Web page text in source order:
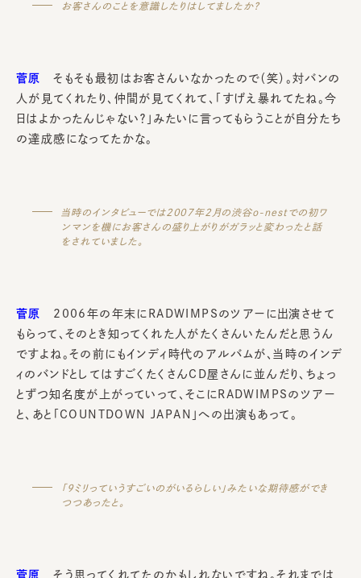
お客さんのことを意識したりはしてましたか？
菅原
そもそも最初はお客さんいなかったので（笑）。対バンの
人が見てくれたり、仲間が見てくれて、「すげえ暴れてたね。今
日はよかったんじゃない？」みたいに言ってもらうことが自分たち
の達成感になってたかな。
当時のインタビューでは2007年2月の渋谷o-nestでの初ワ
ンマンを機にお客さんの盛り上がりがガラッと変わったと話
をされていました。
菅原
2006年の年末にRADWIMPSのツアーに出演させて
もらって、そのとき知ってくれた人がたくさんいたんだと思うん
ですよね。その前にもインディ時代のアルバムが、当時のインデ
ィのバンドとしてはすごくたくさんCD屋さんに並んだり、ちょっ
とずつ知名度が上がっていって、そこにRADWIMPSのツアー
と、あと「COUNTDOWN JAPAN」への出演もあって。
「9ミリっていうすごいのがいるらしい」みたいな期待感ができ
つつあったと。
菅原 そう思ってくれてたのかもしれないですね。それまでは